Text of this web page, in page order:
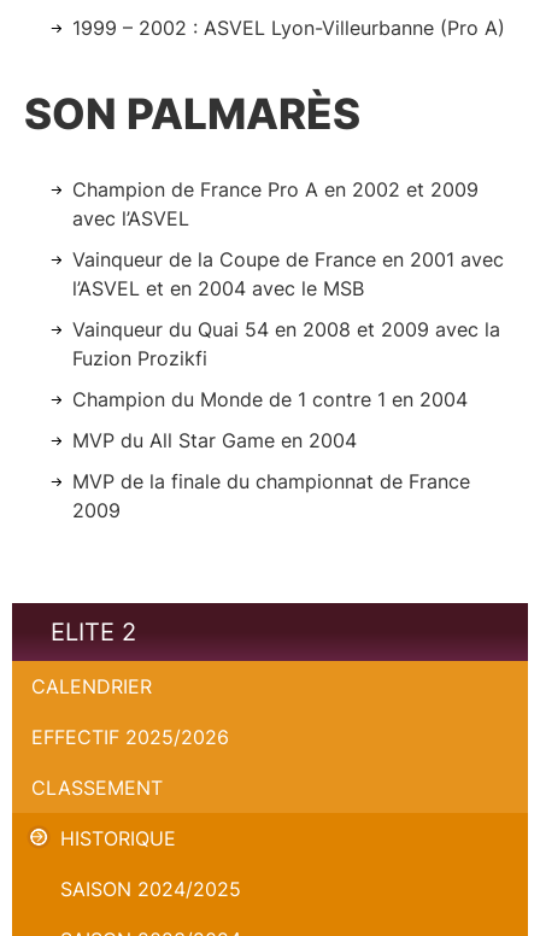
1999 – 2002 : ASVEL Lyon-Villeurbanne (Pro A)
SON PALMARÈS
Champion de France Pro A en 2002 et 2009
avec l’ASVEL
Vainqueur de la Coupe de France en 2001 avec
l’ASVEL et en 2004 avec le MSB
Vainqueur du Quai 54 en 2008 et 2009 avec la
Fuzion Prozikfi
Champion du Monde de 1 contre 1 en 2004
MVP du All Star Game en 2004
MVP de la finale du championnat de France
2009
ELITE 2
CALENDRIER
EFFECTIF 2025/2026
CLASSEMENT
HISTORIQUE
SAISON 2024/2025